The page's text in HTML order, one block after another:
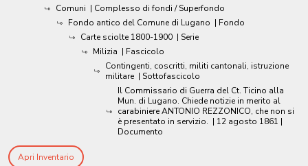
Comuni | Complesso di fondi / Superfondo
Fondo antico del Comune di Lugano | Fondo
Carte sciolte 1800-1900 | Serie
Milizia | Fascicolo
Contingenti, coscritti, militi cantonali, istruzione
militare | Sottofascicolo
Il Commissario di Guerra del Ct. Ticino alla
Mun. di Lugano. Chiede notizie in merito al
carabiniere ANTONIO REZZONICO, che non si
è presentato in servizio. | 12 agosto 1861 |
Documento
Apri Inventario